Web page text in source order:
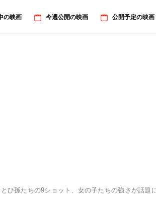
の映画 今週公開の映画 公開予定の映画
ひ孫たちの9ショット、女の子たちの強さが話題に